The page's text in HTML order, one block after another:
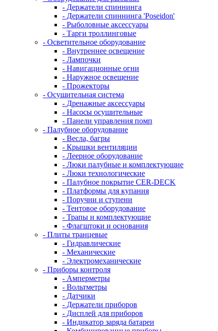
- Держатели спиннинга
- Держатели спиннинга 'Poseidon'
- Рыболовные аксессуары
- Тарги троллинговые
- Осветительное оборудование
- Внутреннее освещение
- Лампочки
- Навигационные огни
- Наружное освещение
- Прожекторы
- Осушительная система
- Дренажные аксессуары
- Насосы осушительные
- Панели управления помп
- Палубное оборудование
- Весла, багры
- Крышки вентиляции
- Леерное оборудование
- Люки палубные и комплектующие
- Люки технологические
- Палубное покрытие CER-DECK
- Платформы для купания
- Поручни и ступени
- Тентовое оборудование
- Трапы и комплектующие
- Флагштоки и основания
- Плиты транцевые
- Гидравлические
- Механические
- Электромеханические
- Приборы контроля
- Амперметры
- Вольтметры
- Датчики
- Держатели приборов
- Дисплей для приборов
- Индикатор заряда батареи